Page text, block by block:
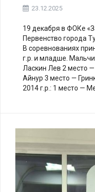
23.12.2025
19 декабря в ФОКе
Первенство города
В соревнованиях
г.р. и младше.
Ласкин Лев 2 место
Айнур 3 место —
2014 г.р.: 1 место —